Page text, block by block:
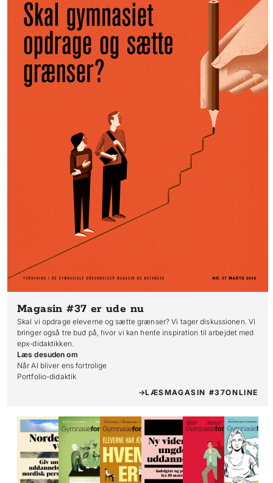
Magasin #37 er ude nu
Skal vi opdrage eleverne og sætte grænser? Vi tager diskussionen. Vi
bringer også tre bud på, hvor vi kan hente inspiration til arbejdet med
epx-didaktikken.
Læs desuden om
Når AI bliver ens fortrolige
Portfolio-didaktik
LÆSMAGASIN #37ONLINE